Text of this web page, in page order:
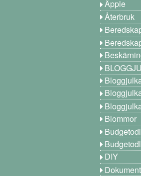
Äpple
Återbruk
Blommor
DIY